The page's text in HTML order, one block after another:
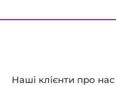
Наші клієнти про нас